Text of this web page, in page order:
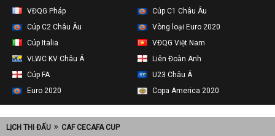
VĐQG Pháp
Cúp C1 Châu Âu
Cúp C2 Châu Âu
Vòng loại Euro 2020
Cúp Italia
VĐQG Việt Nam
VLWC KV Châu Á
Liên Đoàn Anh
Cúp FA
U23 Châu Á
Euro 2020
Copa America 2020
LỊCH THI ĐẤU CAF CECAFA CUP